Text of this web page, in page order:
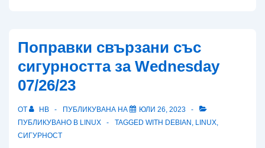
Поправки свързани със
сигурността за Wednesday
07/26/23
ОТ HB ПУБЛИКУВАНА НА
ЮЛИ 26, 2023
ПУБЛИКУВАНО В LINUX TAGGED WITH DEBIAN , LINUX,
СИГУРНОСТ